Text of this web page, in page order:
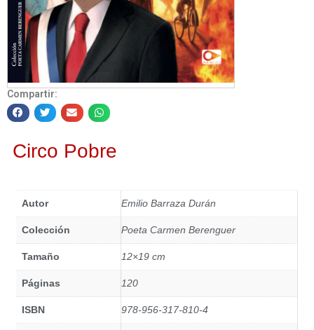
Compartir:
Circo Pobre
Autor Emilio Barraza Durán
Colección Poeta Carmen Berenguer
Tamaño 12×19 cm
Páginas 120
ISBN 978-956-317-810-4